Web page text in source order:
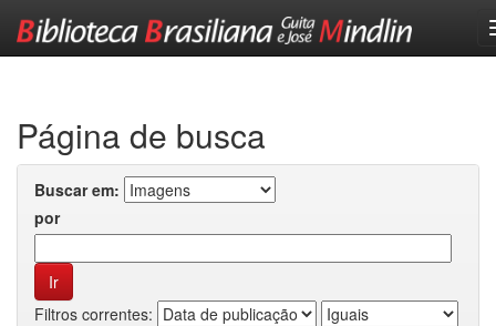
Página de busca
Buscar em:
por
Filtros correntes: